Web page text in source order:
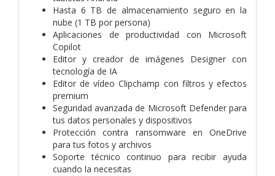
Hasta 6 TB de almacenamiento seguro en la
nube (1 TB por persona)
Aplicaciones de productividad con Microsoft
Copilot
Editor y creador de imágenes Designer con
tecnología de IA
Editor de vídeo Clipchamp con filtros y efectos
premium
Seguridad avanzada de Microsoft Defender para
tus datos personales y dispositivos
Protección contra ransomware en OneDrive
para tus fotos y archivos
Soporte técnico continuo para recibir ayuda
cuando la necesitas